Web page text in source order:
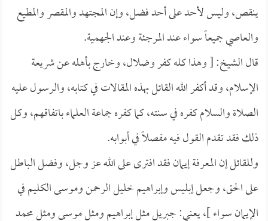
ينقص، وليس لأحد على أحد فضل، وإن المجتهد والمقصر والمطيع
والعاصي جميعاً سواء عند المرجئة وعند الجهمية.
قال الشيخ: [ وهذا كله كفر وضلال، وخارج بأهله عن شريعة
الإسلام، وقد أكفر الله القائل بهذه المقالات في كتابه، والرسول عليه
الصلاة والسلام كفره في سنته، كما كفره جماعة العلماء باتفاقهم، وكل
ذلك فقد تقدم القول فيه مفصلاً في أبوابه.
وللقائل إن المعرفة إيمان فقد افترى على الله عز وجل، وفضل الباطل
على الحق، وجعل إبليس وإبراهيم خليل الرحمن وموسى الكليم في
الإيمان سواء ]، يعني: جبريل مثل إبراهيم ومثل موسى ومثل محمد